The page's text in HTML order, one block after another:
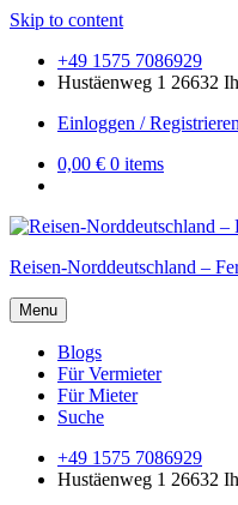
Skip to content
+49 1575 7086929
Hustäenweg 1 26632
Einloggen / Registrieren
0,00 € 0 items
Reisen-Norddeutschland –
Menu
Blogs
Für Vermieter
Für Mieter
Suche
+49 1575 7086929
Hustäenweg 1 26632